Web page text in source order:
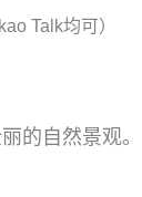
Talk均可）
的自然景观。